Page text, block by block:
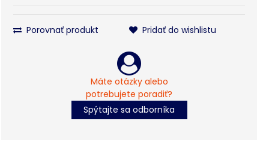
Porovnať produkt Pridať do wishlistu
Máte otázky alebo
potrebujete poradiť?
Spýtajte sa odborníka